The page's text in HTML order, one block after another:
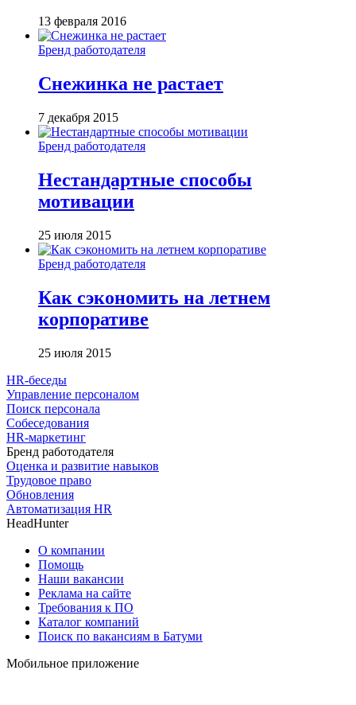
13 февраля 2016
Бренд работодателя
Снежинка не растает
7 декабря 2015
Бренд работодателя
Нестандартные способы
мотивации
25 июля 2015
Бренд работодателя
Как сэкономить на летнем
корпоративе
25 июля 2015
HR-беседы
Управление персоналом
Поиск персонала
Собеседования
HR-маркетинг
Бренд работодателя
Оценка и развитие навыков
Трудовое право
Обновления
Автоматизация HR
HeadHunter
О компании
Помощь
Наши вакансии
Реклама на сайте
Требования к ПО
Каталог компаний
Поиск по вакансиям в Батуми
Мобильное приложение